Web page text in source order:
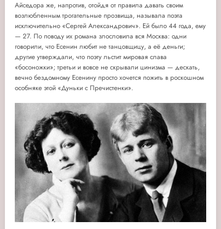
Айседора же, напротив, отойдя от правила давать своим
возлюбленным трогательные прозвища, называла поэта
исключительно «Сергей Александрович». Ей было 44 года, ему
— 27. По поводу их романа злословила вся Москва: одни
говорили, что Есенин любит не танцовщицу, а её деньги;
другие утверждали, что поэту льстит мировая слава
«босоножки»; третьи и вовсе не скрывали цинизма — дескать,
вечно бездомному Есенину просто хочется пожить в роскошном
особняке этой «Дуньки с Пречистенки».